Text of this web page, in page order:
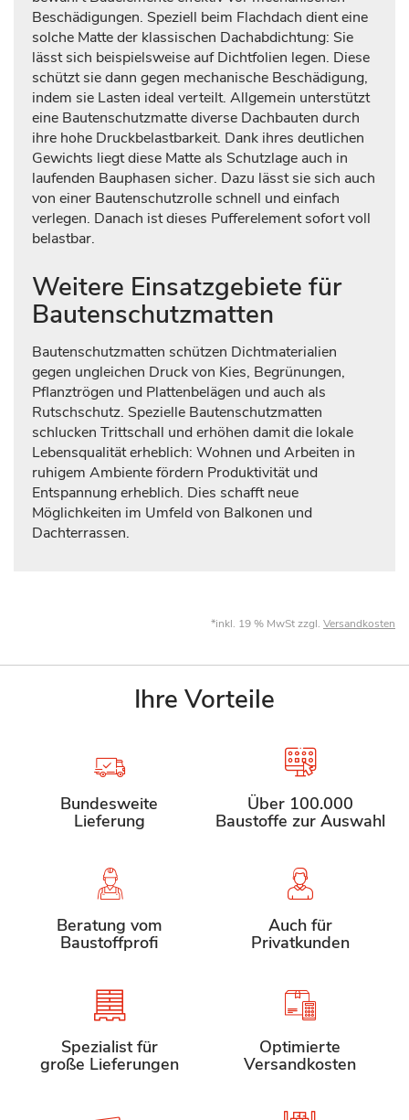
Beschädigungen. Speziell beim Flachdach dient eine
solche Matte der klassischen Dachabdichtung: Sie
lässt sich beispielsweise auf Dichtfolien legen. Diese
schützt sie dann gegen mechanische Beschädigung,
indem sie Lasten ideal verteilt. Allgemein unterstützt
eine Bautenschutzmatte diverse Dachbauten durch
ihre hohe Druckbelastbarkeit. Dank ihres deutlichen
Gewichts liegt diese Matte als Schutzlage auch in
laufenden Bauphasen sicher. Dazu lässt sie sich auch
von einer Bautenschutzrolle schnell und einfach
verlegen. Danach ist dieses Pufferelement sofort voll
belastbar.
Weitere Einsatzgebiete für
Bautenschutzmatten
Bautenschutzmatten schützen Dichtmaterialien
gegen ungleichen Druck von Kies, Begrünungen,
Pflanztrögen und Plattenbelägen und auch als
Rutschschutz. Spezielle Bautenschutzmatten
schlucken Trittschall und erhöhen damit die lokale
Lebensqualität erheblich: Wohnen und Arbeiten in
ruhigem Ambiente fördern Produktivität und
Entspannung erheblich. Dies schafft neue
Möglichkeiten im Umfeld von Balkonen und
Dachterrassen.
*inkl. 19 % MwSt zzgl. Versandkosten
Ihre Vorteile
Bundesweite
Lieferung
Über 100.000
Baustoffe zur Auswahl
Beratung vom
Baustoffprofi
Auch für
Privatkunden
Spezialist für
große Lieferungen
Optimierte
Versandkosten